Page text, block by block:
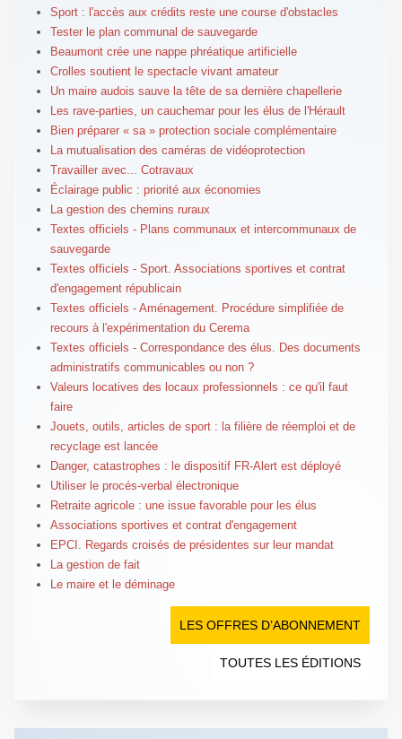
Sport : l'accès aux crédits reste une course d'obstacles
Tester le plan communal de sauvegarde
Beaumont crée une nappe phréatique artificielle
Crolles soutient le spectacle vivant amateur
Un maire audois sauve la tête de sa dernière chapellerie
Les rave-parties, un cauchemar pour les élus de l'Hérault
Bien préparer « sa » protection sociale complémentaire
La mutualisation des caméras de vidéoprotection
Travailler avec... Cotravaux
Éclairage public : priorité aux économies
La gestion des chemins ruraux
Textes officiels - Plans communaux et intercommunaux de
sauvegarde
Textes officiels - Sport. Associations sportives et contrat
d'engagement républicain
Textes officiels - Aménagement. Procédure simplifiée de
recours à l'expérimentation du Cerema
Textes officiels - Correspondance des élus. Des documents
administratifs communicables ou non ?
Valeurs locatives des locaux professionnels : ce qu'il faut
faire
Jouets, outils, articles de sport : la filière de réemploi et de
recyclage est lancée
Danger, catastrophes : le dispositif FR-Alert est déployé
Utiliser le procés-verbal électronique
Retraite agricole : une issue favorable pour les élus
Associations sportives et contrat d'engagement
EPCI. Regards croisés de présidentes sur leur mandat
La gestion de fait
Le maire et le déminage
LES OFFRES D’ABONNEMENT
TOUTES LES ÉDITIONS